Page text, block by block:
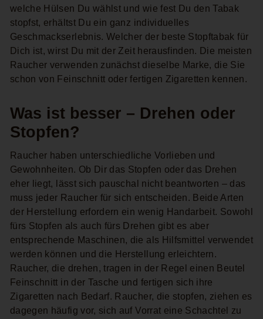
welche Hülsen Du wählst und wie fest Du den Tabak
stopfst, erhältst Du ein ganz individuelles
Geschmackserlebnis. Welcher der beste Stopftabak für
Dich ist, wirst Du mit der Zeit herausfinden. Die meisten
Raucher verwenden zunächst dieselbe Marke, die Sie
schon von Feinschnitt oder fertigen Zigaretten kennen.
Was ist besser – Drehen oder
Stopfen?
Raucher haben unterschiedliche Vorlieben und
Gewohnheiten. Ob Dir das Stopfen oder das Drehen
eher liegt, lässt sich pauschal nicht beantworten – das
muss jeder Raucher für sich entscheiden. Beide Arten
der Herstellung erfordern ein wenig Handarbeit. Sowohl
fürs Stopfen als auch fürs Drehen gibt es aber
entsprechende Maschinen, die als Hilfsmittel verwendet
werden können und die Herstellung erleichtern.
Raucher, die drehen, tragen in der Regel einen Beutel
Feinschnitt in der Tasche und fertigen sich ihre
Zigaretten nach Bedarf. Raucher, die stopfen, ziehen es
dagegen häufig vor, sich auf Vorrat eine Schachtel zu